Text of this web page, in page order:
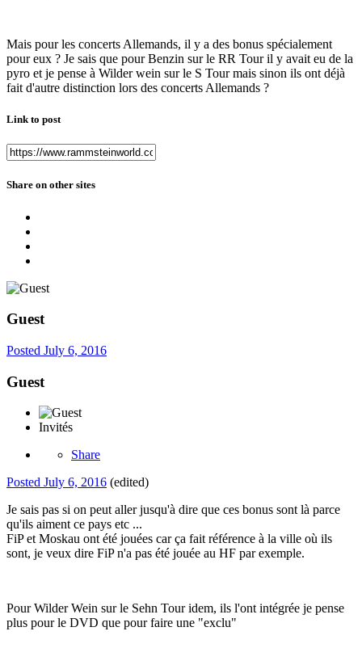
Mais pour les concerts Allemands, il y a des bonus spécialement
pour eux ? Je sais que pour Benzin sur le RR Tour il y avait eu de la
pyro et je pense à Wilder wein sur le S Tour mais sinon ils ont déjà
fait d'autre distinction lors des concerts Allemands ?
Link to post
Share on other sites
Guest
Posted July 6, 2016
Guest
Invités
Share
Posted July 6, 2016 (edited)
Je sais pas si on peut aller jusqu'à dire que ces bonus sont là parce
qu'ils aiment ce pays etc ...
FiP et Moskau ont été jouées car ça fait référence à la ville où ils
sont, je veux dire FiP n'a pas été jouée au HF par exemple.
Pour Wilder Wein sur le Sehn Tour idem, ils l'ont intégrée je pense
plus pour le DVD que pour faire une "exclu"